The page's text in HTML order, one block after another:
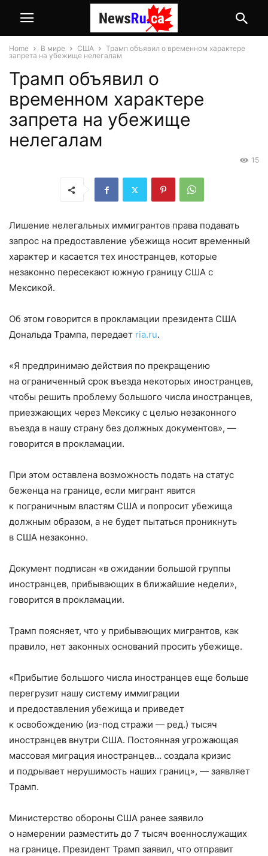
Home В мире США
Трамп объявил о временном характере
запрета на убежище нелегалам
Трамп объявил о
временном характере
запрета на убежище
нелегалам
15
Лишение нелегальных иммигрантов права подавать
запрос на предоставление убежища носит временный
характер и касается тех иностранцев, которые
незаконно пересекают южную границу США с
Мексикой.
Об этом говорится в прокламации президента США
Дональда Трампа, передает ria.ru.
«Я предпринимаю действия по прекращению
на ограниченный срок въезда некоторых иностранцев,
чтобы решить проблему большого числа иностранцев,
приезжающих через Мексику с целью незаконного
въезда в нашу страну без должных документов», —
говорится в прокламации.
При этом оставлена возможность подать на статус
беженца на границе, если мигрант явится
к пограничным властям США и попросит убежища
должным образом, а не будет пытаться проникнуть
в США незаконно.
Документ подписан «в ожидании большой группы
иностранцев, прибывающих в ближайшие недели»,
говорится в прокламации.
Трамп поясняет, что у прибывающих мигрантов, как
правило, нет законных оснований просить убежище.
«Прибытие большого числа иностранцев еще больше
перегрузит нашу систему иммиграции
и предоставления убежища и приведет
к освобождению (из-под стражи — ред.) тысяч
иностранцев внутри США. Постоянная угрожающая
массовая миграция иностранцев… создала кризис
и подрывает нерушимость наших границ», — заявляет
Трамп.
Министерство обороны США ранее заявило
о намерении разместить до 7 тысяч военнослужащих
на границе. Президент Трамп заявил, что отправит